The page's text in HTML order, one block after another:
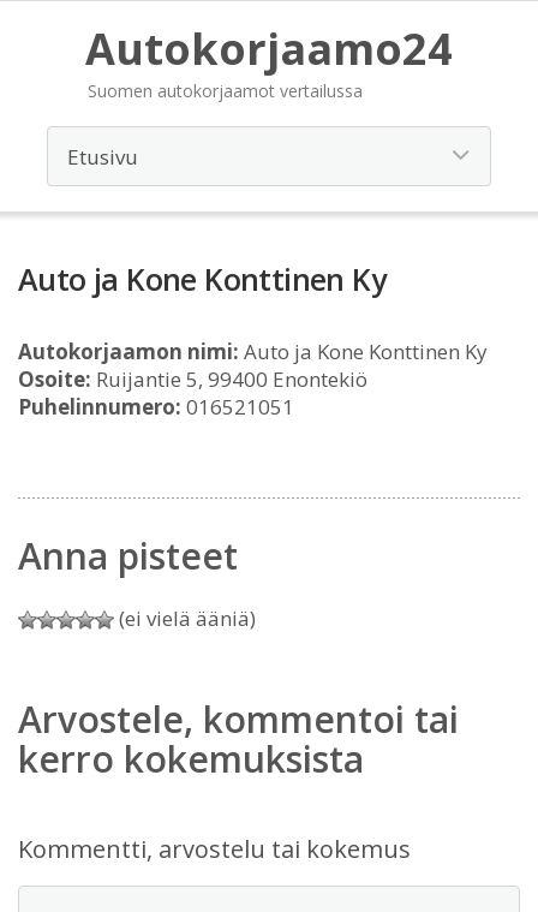
Autokorjaamo24
Suomen autokorjaamot vertailussa
Auto ja Kone Konttinen Ky
Autokorjaamon nimi: Auto ja Kone Konttinen Ky
Osoite: Ruijantie 5, 99400 Enontekiö
Puhelinnumero: 016521051
Anna pisteet
(ei vielä ääniä)
Arvostele, kommentoi tai
kerro kokemuksista
Kommentti, arvostelu tai kokemus